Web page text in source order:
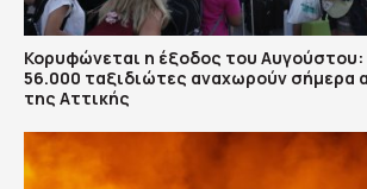
Κορυφώνεται η έξοδος του
56.000 ταξιδιώτες αναχωρούν σήμερα
της Αττικής